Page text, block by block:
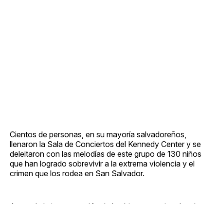
Cientos de personas, en su mayoría salvadoreños,
llenaron la Sala de Conciertos del Kennedy Center y se
deleitaron con las melodías de este grupo de 130 niños
que han logrado sobrevivir a la extrema violencia y el
crimen que los rodea en San Salvador.